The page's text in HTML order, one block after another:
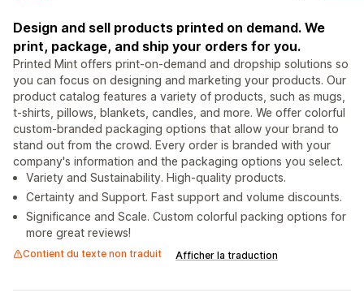
Design and sell products printed on demand. We
print, package, and ship your orders for you.
Printed Mint offers print-on-demand and dropship solutions so
you can focus on designing and marketing your products. Our
product catalog features a variety of products, such as mugs,
t-shirts, pillows, blankets, candles, and more. We offer colorful
custom-branded packaging options that allow your brand to
stand out from the crowd. Every order is branded with your
company's information and the packaging options you select.
Variety and Sustainability. High-quality products.
Certainty and Support. Fast support and volume discounts.
Significance and Scale. Custom colorful packing options for
more great reviews!
Contient du texte non traduit Afficher la traduction